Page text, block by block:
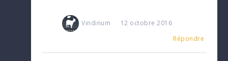
Vindinum
12 octobre 2016
Répondre